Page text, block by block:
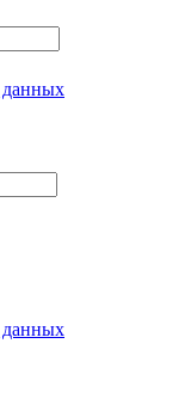
данных
данных